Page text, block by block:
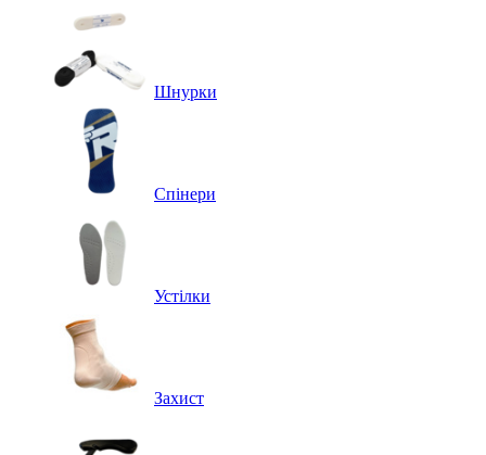
Шнурки
Спінери
Устілки
Захист